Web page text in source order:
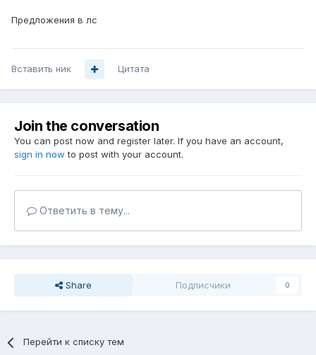
Предложения в лс
Вставить ник Цитата
Join the conversation
You can post now and register later. If you have an account,
sign in now to post with your account.
Ответить в тему...
Share Подписчики 0
Перейти к списку тем